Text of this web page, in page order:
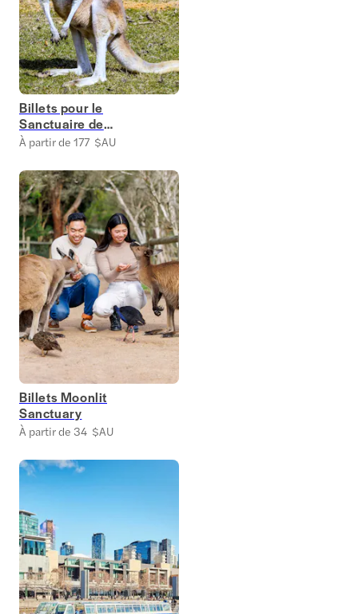
Billets pour le
Sanctuaire de
Healesville
À partir de 177 $AU
Billets Moonlit
Sanctuary
À partir de 34 $AU